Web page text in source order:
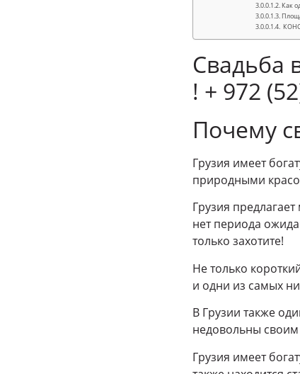
Как
Свадьба
! + 972
Почему
Грузия имеет
природными
Грузия
нет периода
только захотите!
Не только
и одни из самых
В Грузии также
недовольны своим
Грузия имеет